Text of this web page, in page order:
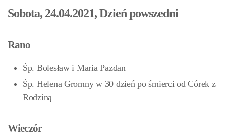
Sobota, 24.04.2021, Dzień powszedni
Rano
Śp. Bolesław i Maria Pazdan
Śp. Helena Gromny w 30 dzień po śmierci od Córek z
Rodziną
Wieczór